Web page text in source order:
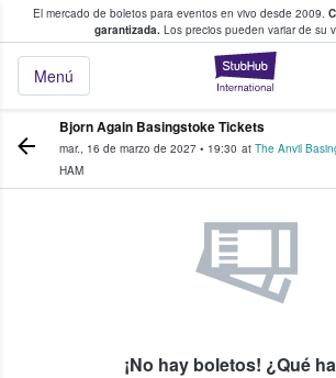
El mercado de boletos para eventos en vivo desde 2009.
garantizada. Los precios pueden variar de su
Menú
fans compran y venden
Bjorn Again Basingstoke Tickets
mar., 16 de marzo de 2027 • 19:30 at The Anvil
HAM
¡No hay boletos! ¿Qué